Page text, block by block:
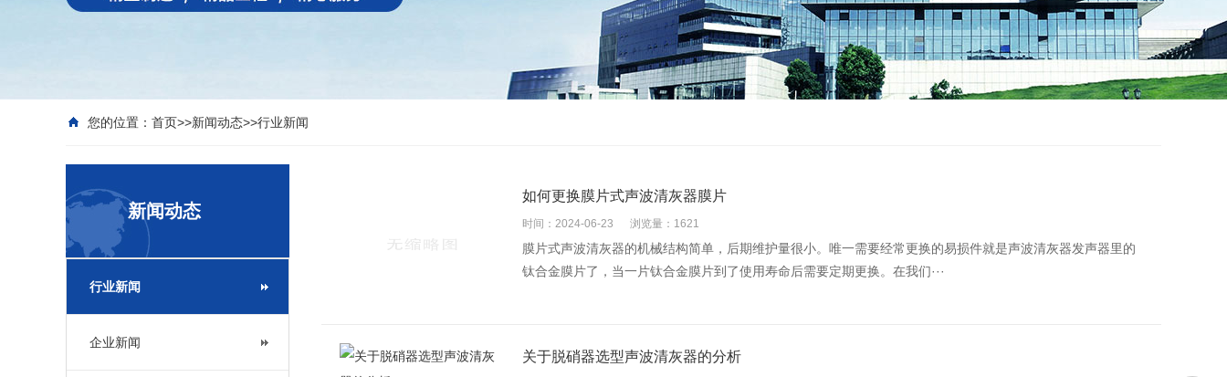
您的位置： 首页>>新闻动态>>行业新闻
新闻动态
行业新闻
企业新闻
如何更换膜片式声波清灰器膜片
时间：2024-06-23 浏览量：1621
膜片式声波清灰器的机械结构简单，后期维护量很小。唯一需要经常更换的易损件就是声波清灰器发声器里的
钛合金膜片了，当一片钛合金膜片到了使用寿命后需要定期更换。在我们···
关于脱硝器选型声波清灰器的分析